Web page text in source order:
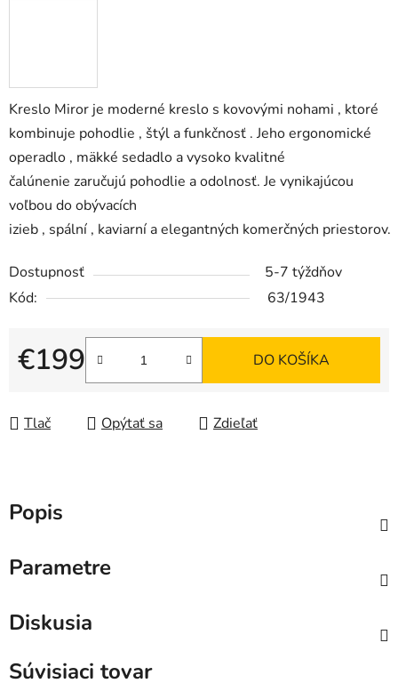
Kreslo Miror je moderné kreslo s kovovými nohami , ktoré
kombinuje pohodlie , štýl afunkčnosť . Jeho ergonomické
operadlo , mäkké sedadlo avysoko kvalitné
čalúnenie zaručujú pohodlie a odolnosť. Je vynikajúcou
voľbou doobývacích
izieb , spální , kaviarní aelegantných komerčných priestorov.
Dostupnosť
5-7 týždňov
Kód:
63/1943
€199
Jednotková cena:
DO KOŠÍKA
Tlač Opýtať sa Zdieľať
Popis
Parametre
Diskusia
Súvisiaci tovar